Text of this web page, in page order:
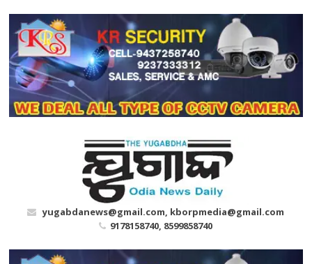
content
yugabdanews@gmail.com, kborpmedia@gmail.com
9178158740, 8599858740